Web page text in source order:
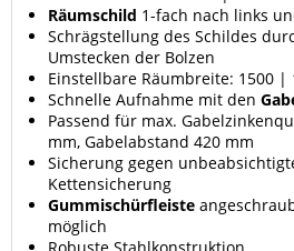
Räumschild 1-fach nach links
Schrägstellung des Schildes
Umstecken der Bolzen
Einstellbare Räumbreite: 1500 |
Schnelle Aufnahme mit den
Passend für max.
mm, Gabelabstand 420 mm
Sicherung gegen
Kettensicherung
Gummischürfleiste
möglich